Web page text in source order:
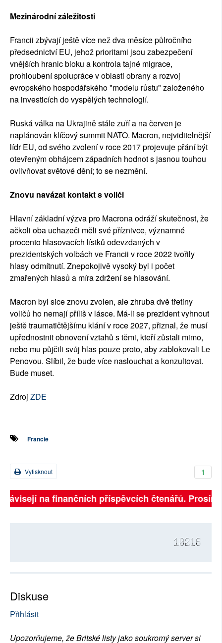
Mezinárodní záležitosti
Francii zbývají ještě více než dva měsíce půlročního
předsednictví EU, jehož prioritami jsou zabezpečení
vnějších hranic bloku a kontrola tajné migrace,
prohloubení spolupráce v oblasti obrany a rozvoj
evropského hospodářského "modelu růstu" založeného
na investicích do vyspělých technologií.
Ruská válka na Ukrajině stále zuří a na červen je
naplánován klíčový summit NATO. Macron, nejviditelnější
lídr EU, od svého zvolení v roce 2017 projevuje přání být
otevřeným obhájcem západních hodnot s jasnou touhou
ovlivňovat světové dění; to se nezmění.
Znovu navázat kontakt s voliči
Hlavní základní výzva pro Macrona odráží skutečnost, že
ačkoli oba uchazeči měli své příznivce, významné
procento hlasovacích lístků odevzdaných v
prezidentských volbách ve Francii v roce 2022 tvořily
hlasy odmítnutí. Znepokojivě vysoký byl i počet
zmařených hlasů a míra zdržení se hlasování.
Macron byl sice znovu zvolen, ale zhruba dvě třetiny
voličů ho nemají příliš v lásce. Má-li se prezident vyhnout
ještě traumatičtějšímu klání v roce 2027, přiznal, že musí
upřednostnit obnovení vztahů s těmi, kteří zůstali mimo,
nebo mu půjčili svůj hlas pouze proto, aby zablokovali Le
Penovou. Slíbil, že bude více naslouchat a konzultovat.
Bude muset.
Zdroj ZDE
Francie
1
Vytisknout
na finančních příspěvcích čtenářů.
10216
Diskuse
Přihlásit
Upozorňujeme, že Britské listy jako soukromý server si